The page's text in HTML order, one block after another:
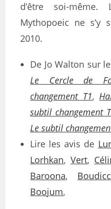
d’être soi-
Mythopoeic ne s’y
2010.
De Jo Walton sur
Le Cercle de
changement T1,
subtil changement
Le subtil
Lire les avis de
Lorhkan,Vert,
Baroona,
Boojum,